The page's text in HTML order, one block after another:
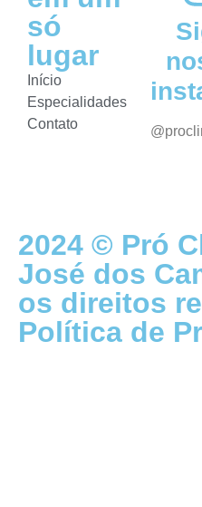
só
lugar
Início
Especialidades
Contato
2024 © Pró
José dos
os direitos
Política de